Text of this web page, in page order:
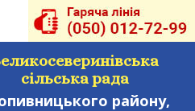
сільська рада
району,